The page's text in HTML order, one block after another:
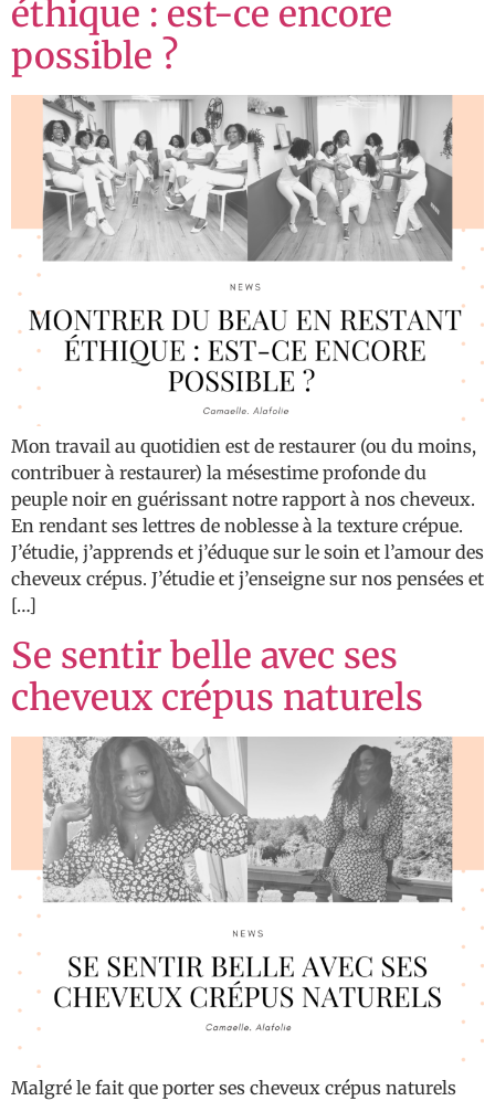
éthique : est-ce encore
possible ?
Mon travail au quotidien est de restaurer (ou du moins,
contribuer à restaurer) la mésestime profonde du
peuple noir en guérissant notre rapport à nos cheveux.
En rendant ses lettres de noblesse à la texture crépue.
J’étudie, j’apprends et j’éduque sur le soin et l’amour des
cheveux crépus. J’étudie et j’enseigne sur nos pensées et
[…]
Se sentir belle avec ses
cheveux crépus naturels
Malgré le fait que porter ses cheveux crépus naturels